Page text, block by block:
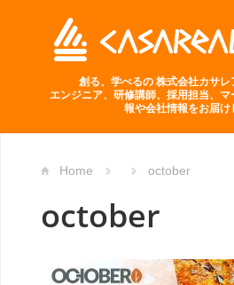
創る、学べるの 株式会社カサレ
エンジニア、研修講師、採用担当、
報や会社情報をお届け
Home october
october